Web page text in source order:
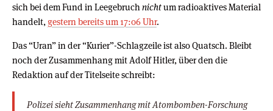
sich bei dem Fund in Leegebruchnichtum radioaktives Material
handelt, gestern bereits um 17:06 Uhr.
Das “Uran” in der “Kurier”-Schlagzeile ist also Quatsch. Bleibt
noch der Zusammenhang mit Adolf Hitler, über den die
Redaktion auf der Titelseite schreibt:
Polizei sieht Zusammenhang mit Atombomben-Forschung